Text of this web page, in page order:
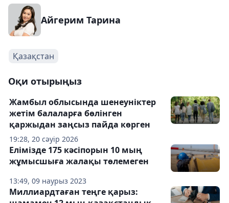
Айгерим Тарина
Қазақстан
Оқи отырыңыз
19:28, 20 сәуір 2026
Жамбыл облысында шенеуніктер
жетім балаларға бөлінген
қаржыдан заңсыз пайда көрген
13:49, 09 наурыз 2023
Елімізде 175 кәсіпорын 10 мың
жұмысшыға жалақы төлемеген
Миллиардтаған теңге қарыз: